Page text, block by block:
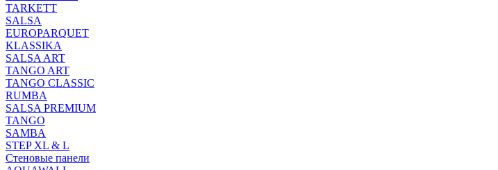
TARKETT
SALSA
EUROPARQUET
KLASSIKA
SALSA ART
TANGO ART
TANGO CLASSIC
RUMBA
SALSA PREMIUM
TANGO
SAMBA
STEP XL & L
Стеновые панели